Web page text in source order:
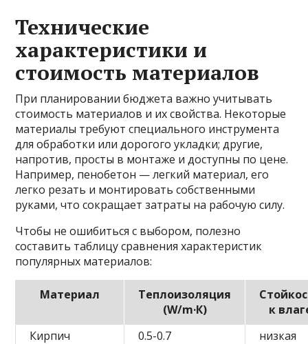
Технические
характеристики и
стоимость материалов
При планировании бюджета важно учитывать
стоимость материалов и их свойства. Некоторые
материалы требуют специального инструмента
для обработки или дорогого укладки; другие,
напротив, просты в монтаже и доступны по цене.
Например, пенобетон — легкий материал, его
легко резать и монтировать собственными
руками, что сокращает затраты на рабочую силу.
Чтобы не ошибиться с выбором, полезно
составить таблицу сравнения характеристик
популярных материалов:
Материал
Теплоизоляция
(W/m·К)
к
Кирпич
0.5-0.7 низкая